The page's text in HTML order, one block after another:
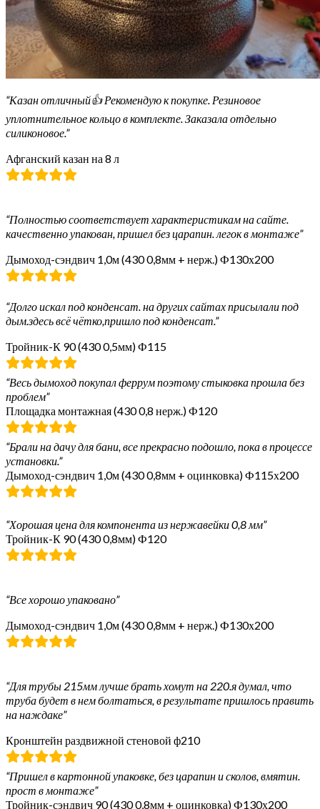
“Казан отличный👍 Рекомендую к покупке. Резиновое
уплотнительное кольцо в комплекте. Заказала отдельно
силиконовое.”
Афганский казан на 8 л
“Полностью соответствует характеристикам на сайте.
качественно упакован, пришел без царапин. легок в монтаже”
Дымоход-сэндвич 1,0м (430 0,8мм + нерж.) Ф130х200
“Долго искал под конденсат. на других сайтах присылали под
дым.здесь всё чётко,пришло под конденсат.”
Тройник-К 90 (430 0,5мм) Ф115
“Весь дымоход покупал феррум поэтому стыковка прошла без
проблем”
Площадка монтажная (430 0,8 нерж.) Ф120
“Брали на дачу для бани, все прекрасно подошло, пока в процессе
установки.”
Дымоход-сэндвич 1,0м (430 0,8мм + оцинковка) Ф115х200
“Хорошая цена для компонента из нержавейки 0,8 мм”
Тройник-К 90 (430 0,8мм) Ф120
“Все хорошо упаковано”
Дымоход-сэндвич 1,0м (430 0,8мм + нерж.) Ф130х200
“Для трубы 215мм лучше брать хомут на 220.я думал, что
труба будет в нем болтаться, в результате пришлось править
на наждаке”
Кронштейн раздвижной стеновой ф210
“Пришел в картонной упаковке, без царапин и сколов, вмятин.
прост в монтаже”
Тройник-сэндвич 90 (430 0,8мм + оцинковка) Ф130х200